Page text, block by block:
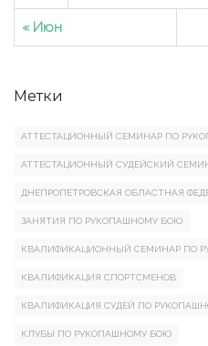
« Июн
Метки
АТТЕСТАЦИОННЫЙ СЕМИНАР ПО
АТТЕСТАЦИОННЫЙ СУДЕЙСКИЙ
ДНЕПРОПЕТРОВСКАЯ ОБЛАСТНАЯ
ЗАНЯТИЯ ПО РУКОПАШНОМУ БОЮ
КВАЛИФИКАЦИОННЫЙ СЕМИНАР ПО
КВАЛИФИКАЦИЯ СПОРТСМЕНОВ
КВАЛИФИКАЦИЯ СУДЕЙ ПО
КЛУБЫ ПО РУКОПАШНОМУ БОЮ